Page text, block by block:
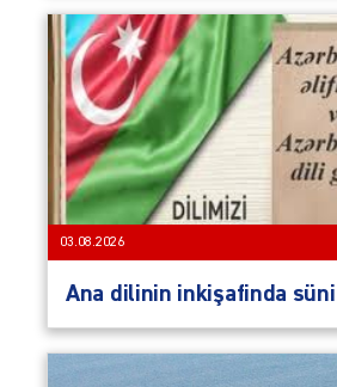
03.08.2026
Ana dilinin inkişafinda